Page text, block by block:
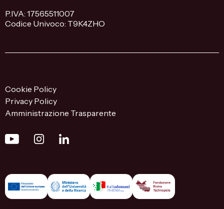
P.IVA: 17565511007
Codice Univoco: T9K4ZHO
Cookie Policy
Privacy Policy
Amministrazione Trasparente